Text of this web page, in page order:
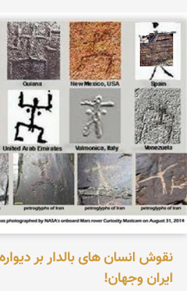
محمد ناصری فرد
ایران وجهان!